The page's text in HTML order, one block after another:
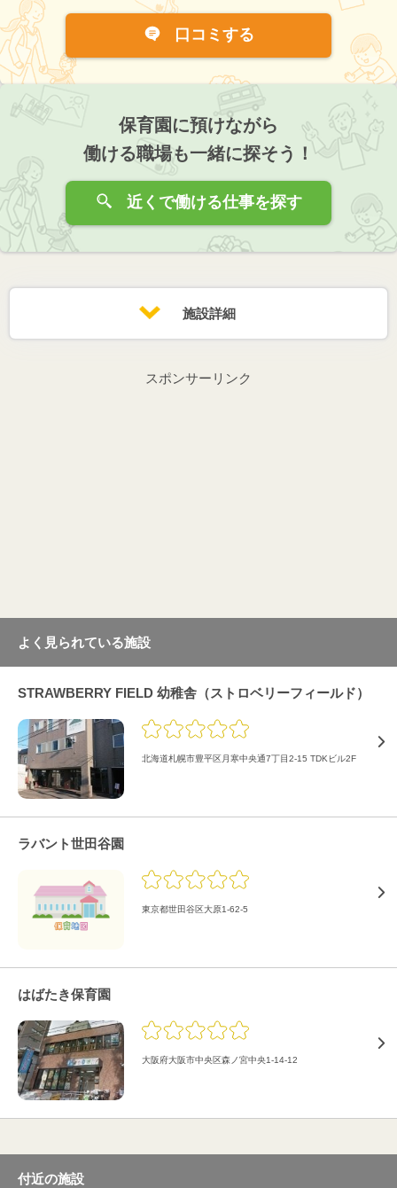
口コミする
保育園に預けながら
働ける職場も一緒に探そう！
近くで働ける仕事を探す
施設詳細
スポンサーリンク
よく見られている施設
STRAWBERRY FIELD 幼稚舎（ストロベリーフィールド）
北海道札幌市豊平区月寒中央通7丁目2-15 TDKビル2F
ラバント世田谷園
東京都世田谷区大原1-62-5
はばたき保育園
大阪府大阪市中央区森ノ宮中央1-14-12
付近の施設